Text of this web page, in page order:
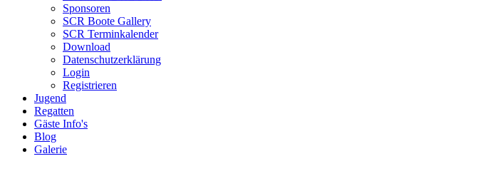
Sponsoren
SCR Boote Gallery
SCR Terminkalender
Download
Datenschutzerklärung
Login
Registrieren
Jugend
Regatten
Gäste Info's
Blog
Galerie